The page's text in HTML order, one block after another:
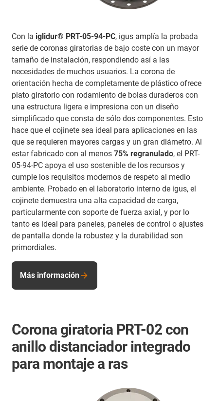
Con la iglidur® PRT-05-94-PC, igus amplía la probada
serie de coronas giratorias de bajo coste con un mayor
tamaño de instalación, respondiendo así a las
necesidades de muchos usuarios. La corona de
orientación hecha de completamente de plástico ofrece
plato giratorio con rodamiento de bolas duraderos con
una estructura ligera e impresiona con un diseño
simplificado que consta de sólo dos componentes. Esto
hace que el cojinete sea ideal para aplicaciones en las
que se requieren mayores cargas y un gran diámetro. Al
estar fabricado con al menos 75% regranulado, el PRT-
05-94-PC apoya el uso sostenible de los recursos y
cumple los requisitos modernos de respeto al medio
ambiente. Probado en el laboratorio interno de igus, el
cojinete demuestra una alta capacidad de carga,
particularmente con soporte de fuerza axial, y por lo
tanto es ideal para paneles, paneles de control o ajustes
de pantalla donde la robustez y la durabilidad son
primordiales.
Más información
Corona giratoria PRT-02 con
anillo distanciador integrado
para montaje a ras